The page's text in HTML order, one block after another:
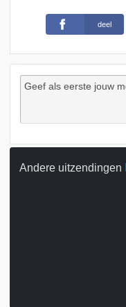
deel
Andere uitzendingen